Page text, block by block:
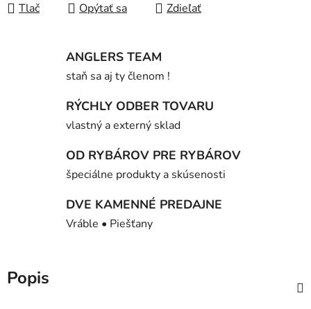
Tlač Opýtať sa Zdieľať
ANGLERS TEAM
staň sa aj ty členom !
RÝCHLY ODBER TOVARU
vlastný a externý sklad
OD RYBÁROV PRE RYBÁROV
špeciálne produkty a skúsenosti
DVE KAMENNÉ PREDAJNE
Vráble • Piešťany
Popis